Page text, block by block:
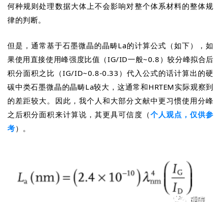
何种规则处理数据大体上不会影响对整个体系材料的整体规
律的判断。
但是，通常基于石墨微晶的晶畴La的计算公式（如下），如
果使用直接使用峰强度比值（IG/ID一般~0.8）较分峰拟合后
积分面积之比（IG/ID~0.8-0.33）代入公式的话计算出的硬
碳中类石墨微晶的晶畴La较大，这通常和HRTEM实际观察到
的差距较大。因此，我个人和大部分文献中更习惯使用分峰
之后积分面积来计算说，其更具可信度（个人观点，仅供参
考）。